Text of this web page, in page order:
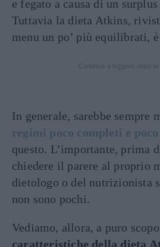
e fegato a causa di un
Tuttavia la dieta Atkins,
menu un po’ più equilibrati,
In generale, sarebbe sempre
regimi poco completi e
questo. L’importante, prima
chiedere il parere al proprio
dietologo o del nutrizionista
non sono pochi.
Vediamo, allora, a puro
caratteristiche della dieta